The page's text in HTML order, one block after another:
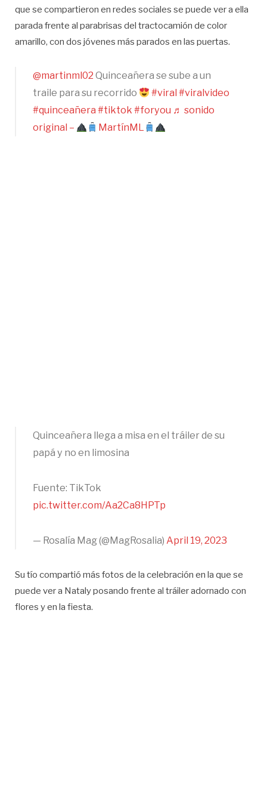
que se compartieron en redes sociales se puede ver a ella
parada frente al parabrisas del tractocamión de color
amarillo, con dos jóvenes más parados en las puertas.
@martinml02 Quinceañera se sube a un
traile para su recorrido
#viral #viralvideo
#quinceañera #tiktok #foryou ♬ sonido
original –
MartínML
Quinceañera llega a misa en el tráiler de su
papá y no en limosina
Fuente: TikTok
pic.twitter.com/Aa2Ca8HPTp
— Rosalía Mag (@MagRosalia) April 19, 2023
Su tío compartió más fotos de la celebración en la que se
puede ver a Nataly posando frente al tráiler adornado con
flores y en la fiesta.